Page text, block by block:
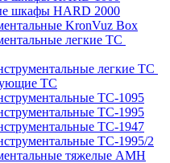
шкафы HARD 2000
KronVuz Box
легкие ТС
легкие ТС
ТС
TC-1095
TC-1995
ТС-1947
ТС-1995/2
тяжелые AMH